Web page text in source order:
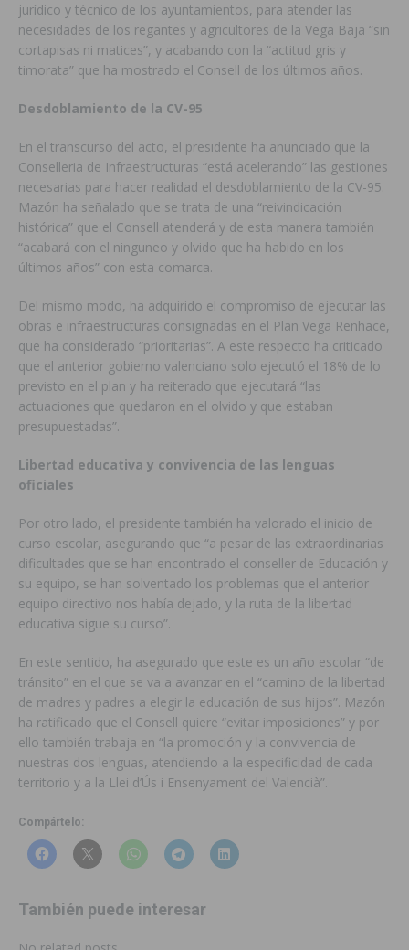
jurídico y técnico de los ayuntamientos, para atender las
necesidades de los regantes y agricultores de la Vega Baja “sin
cortapisas ni matices”, y acabando con la “actitud gris y
timorata” que ha mostrado el Consell de los últimos años.
Desdoblamiento de la CV-95
En el transcurso del acto, el presidente ha anunciado que la
Conselleria de Infraestructuras “está acelerando” las gestiones
necesarias para hacer realidad el desdoblamiento de la CV-95.
Mazón ha señalado que se trata de una “reivindicación
histórica” que el Consell atenderá y de esta manera también
“acabará con el ninguneo y olvido que ha habido en los
últimos años” con esta comarca.
Del mismo modo, ha adquirido el compromiso de ejecutar las
obras e infraestructuras consignadas en el Plan Vega Renhace,
que ha considerado “prioritarias”. A este respecto ha criticado
que el anterior gobierno valenciano solo ejecutó el 18% de lo
previsto en el plan y ha reiterado que ejecutará “las
actuaciones que quedaron en el olvido y que estaban
presupuestadas”.
Libertad educativa y convivencia de las lenguas
oficiales
Por otro lado, el presidente también ha valorado el inicio de
curso escolar, asegurando que “a pesar de las extraordinarias
dificultades que se han encontrado el conseller de Educación y
su equipo, se han solventado los problemas que el anterior
equipo directivo nos había dejado, y la ruta de la libertad
educativa sigue su curso”.
En este sentido, ha asegurado que este es un año escolar “de
tránsito” en el que se va a avanzar en el “camino de la libertad
de madres y padres a elegir la educación de sus hijos”. Mazón
ha ratificado que el Consell quiere “evitar imposiciones” y por
ello también trabaja en “la promoción y la convivencia de
nuestras dos lenguas, atendiendo a la especificidad de cada
territorio y a la Llei d’Ús i Ensenyament del Valencià”.
Compártelo:
También puede interesar